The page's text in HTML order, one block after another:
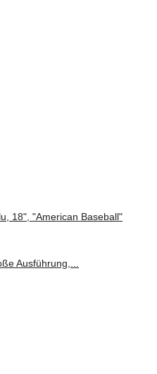
18", "American Baseball"